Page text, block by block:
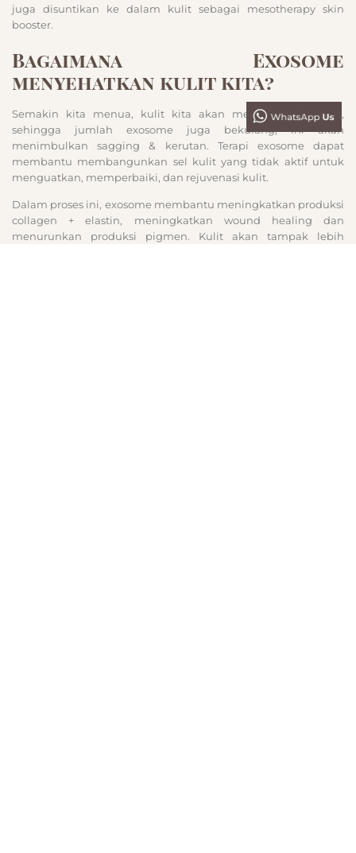
juga disuntikan ke dalam kulit sebagai mesotherapy skin
booster.
Bagaimana Exosome
menyehatkan kulit kita?
Semakin kita menua, kulit kita akan mengalami atrophy,
sehingga jumlah exosome juga bekurang, ini akan
menimbulkan sagging & kerutan. Terapi exosome dapat
membantu membangunkan sel kulit yang tidak aktif untuk
menguatkan, memperbaiki, dan rejuvenasi kulit.
Dalam proses ini, exosome membantu meningkatkan produksi
collagen + elastin, meningkatkan wound healing dan
menurunkan produksi pigmen. Kulit akan tampak lebih